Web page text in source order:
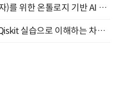
모든 업무 담당자(비개발자)를 위한 온톨로지 기반 AI 지식체계 설계 1-day 워크숍 8월 20일 개최
“큐비트·양자 알고리즘·Qiskit 실습으로 이해하는 차세대 컴퓨팅” (8/28)